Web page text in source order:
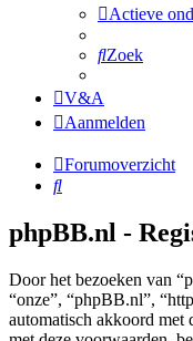
Actieve
Zoek
V&A
Aanmelden
Forumoverzicht
Zoek
phpBB.nl -
Door het bezoeken van
“onze”, “phpBB.nl”,
automatisch akkoord met